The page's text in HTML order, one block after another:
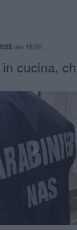
ore 16:00
cucina,